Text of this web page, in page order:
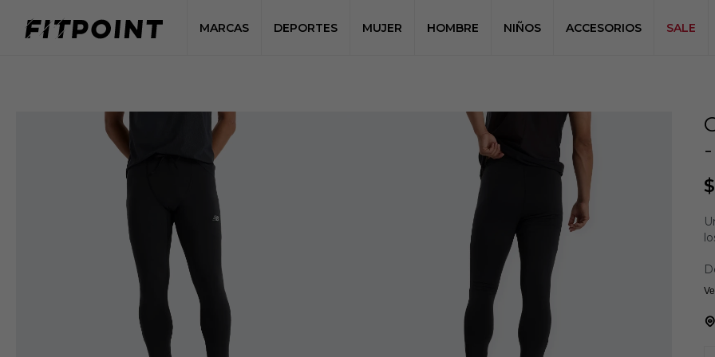
MARCAS DEPORTES MUJER HOMBRE NIÑOS ACCESORIOS SALE
$